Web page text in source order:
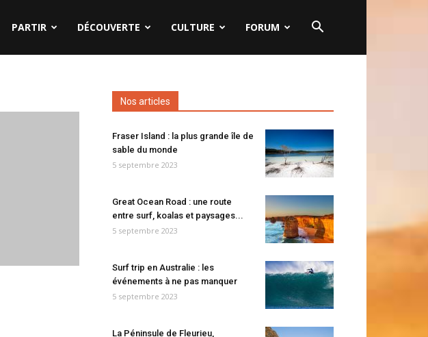
PARTIR DÉCOUVERTE CULTURE FORUM
Nos articles
Fraser Island : la plus grande île de
sable du monde
5 septembre 2023
Great Ocean Road : une route
entre surf, koalas et paysages...
5 septembre 2023
Surf trip en Australie : les
événements à ne pas manquer
5 septembre 2023
La Péninsule de Fleurieu,